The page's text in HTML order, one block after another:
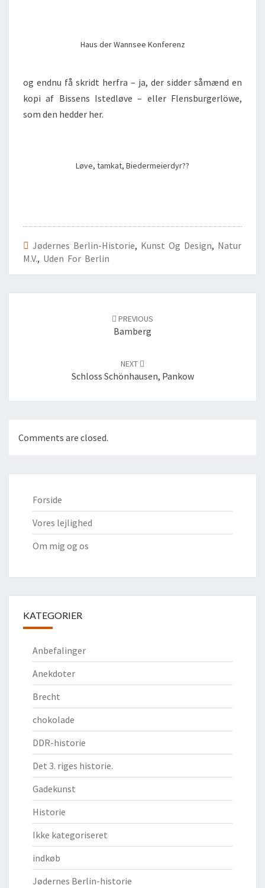
Haus der Wannsee Konferenz
og endnu få skridt herfra – ja, der sidder såmænd en
kopi af Bissens Istedløve – eller Flensburgerlöwe,
som den hedder her.
Løve, tamkat, Biedermeierdyr??
Jødernes Berlin-Historie, Kunst Og Design, Natur
M.v., Uden For Berlin
PREVIOUS
Bamberg
NEXT
Schloss Schönhausen, Pankow
Comments are closed.
Forside
Vores lejlighed
Om mig og os
KATEGORIER
Anbefalinger
Anekdoter
Brecht
chokolade
DDR-historie
Det 3. riges historie.
Gadekunst
Historie
Ikke kategoriseret
indkøb
Jødernes Berlin-historie